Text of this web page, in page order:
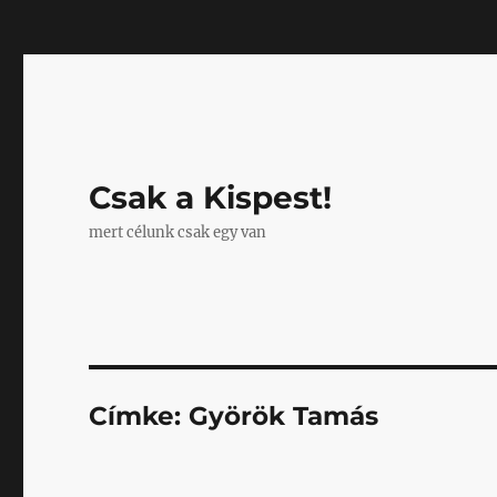
Csak a Kispest!
mert célunk csak egy van
Címke: Györök Tamás